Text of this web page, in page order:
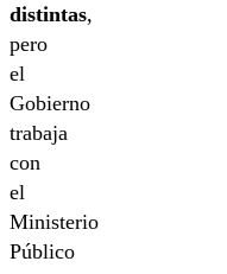
distintas,
pero
el
Gobierno
trabaja
con
el
Ministerio
Público